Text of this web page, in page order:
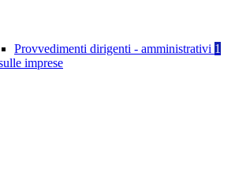
Provvedimenti dirigenti - amministrativi 1
imprese